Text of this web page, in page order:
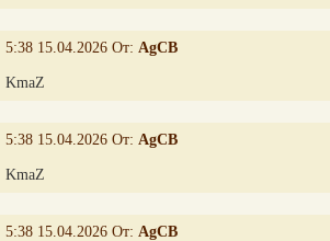
5:38 15.04.2026 От: AgCB
KmaZ
5:38 15.04.2026 От: AgCB
KmaZ
5:38 15.04.2026 От: AgCB